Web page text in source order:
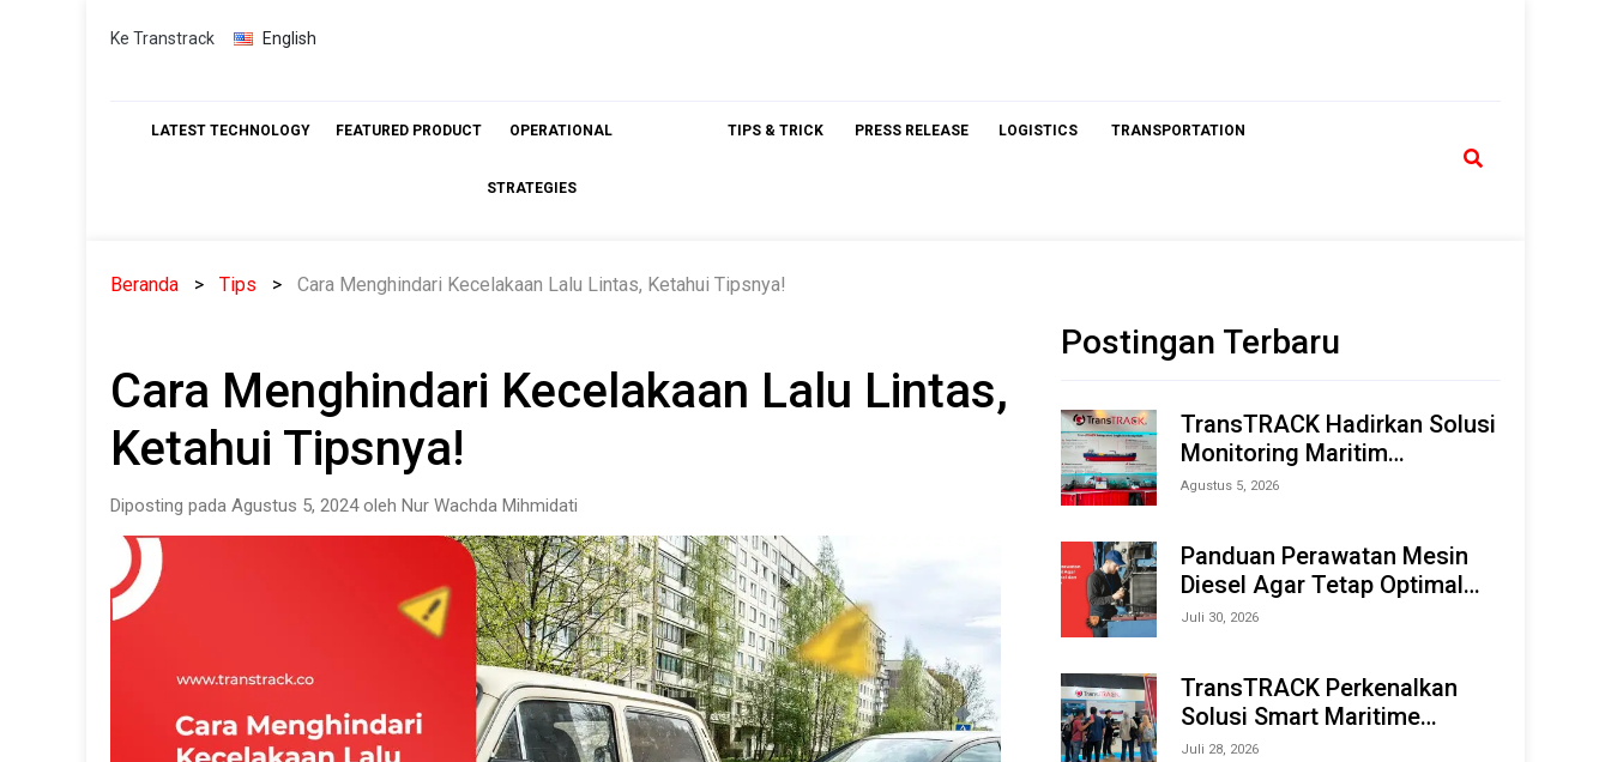
Skip
Ke Transtrack English
LATEST TECHNOLOGY FEATURED PRODUCT OPERATIONAL
STRATEGIES
TIPS & TRICK PRESS RELEASE LOGISTICS TRANSPORTATION
Beranda Tips Cara Menghindari Kecelakaan Lalu Lintas, Ketahui Tipsnya!
Cara Menghindari Kecelakaan Lalu Lintas,
Ketahui Tipsnya!
Diposting pada Agustus 5, 2024 oleh Nur Wachda Mihmidati
Postingan Terbaru
TransTRACK Hadirkan Solusi
Monitoring Maritim
Terintegrasi Berbasis AI &
Offshore Expo (IMOX) 2026
Agustus 5, 2026
Panduan Perawatan Mesin
Diesel Agar Tetap Optimal
dan Tahan Lama
Juli 30, 2026
TransTRACK Perkenalkan
Solusi Smart Maritime
Monitoring Berbasis AI dan
Juli 28, 2026